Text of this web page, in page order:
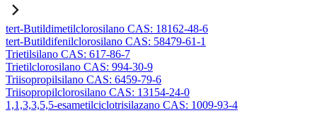
tert-Butildimetilclorosilano CAS: 18162-48-6
tert-Butildifenilclorosilano CAS: 58479-61-1
Trietilsilano CAS: 617-86-7
Trietilclorosilano CAS: 994-30-9
Triisopropilsilano CAS: 6459-79-6
Triisopropilclorosilano CAS: 13154-24-0
1,1,3,3,5,5-esametilciclotrisilazano CAS: 1009-93-4